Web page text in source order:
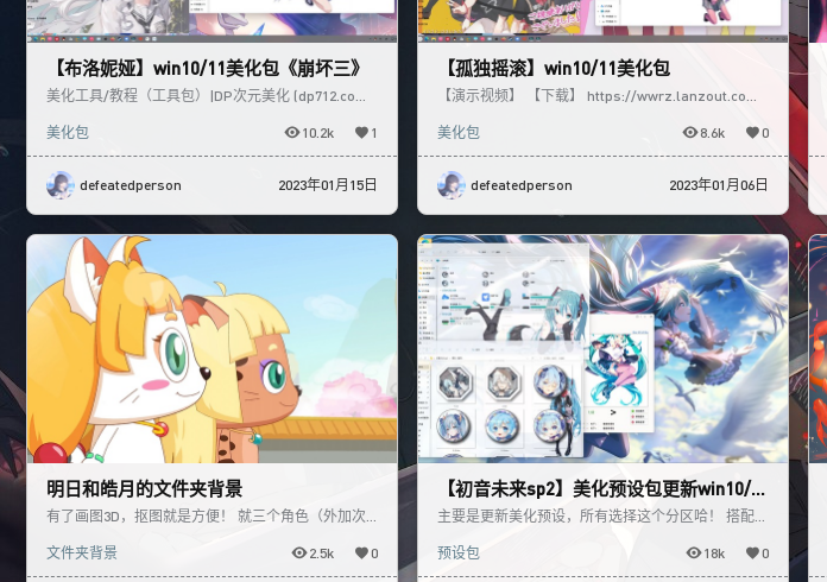
【布洛妮娅】win10/11美化包《崩坏三》
美化工具/教程（工具包）|DP次元美化 (dp712.com)
美化包
10.2k 1
defeatedperson 2023年01月15日
【孤独摇滚】win10/11美化包
【演示视频】 【下载】 https://wwrz.lanzout.com/i
美化包
8.6k 0
defeatedperson 2023年01月06日
明日和皓月的文件夹背景
有了画图3D，抠图就是方便！ 就三个角色（外加次
图也不容易。 分
文件夹背景 2.5k 0
【初音未来sp2】美化预设包更新win10/1
1
主要是更新美化预设，所有选择这个分区哈！ 搭配20
题翻
预设包 18k 0